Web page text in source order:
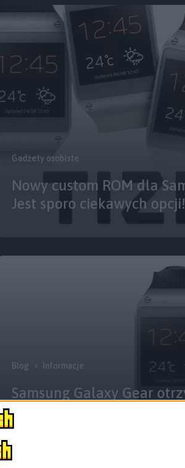
Gadżety osobiste
Nowy custom ROM dla
Jest sporo ciekawych opcji!
Blog Informacje
Samsung Galaxy Gear
Tizen!